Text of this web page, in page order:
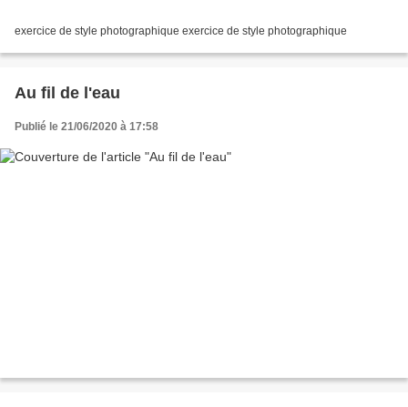
exercice de style photographique exercice de style photographique
Au fil de l'eau
Publié le 21/06/2020 à 17:58